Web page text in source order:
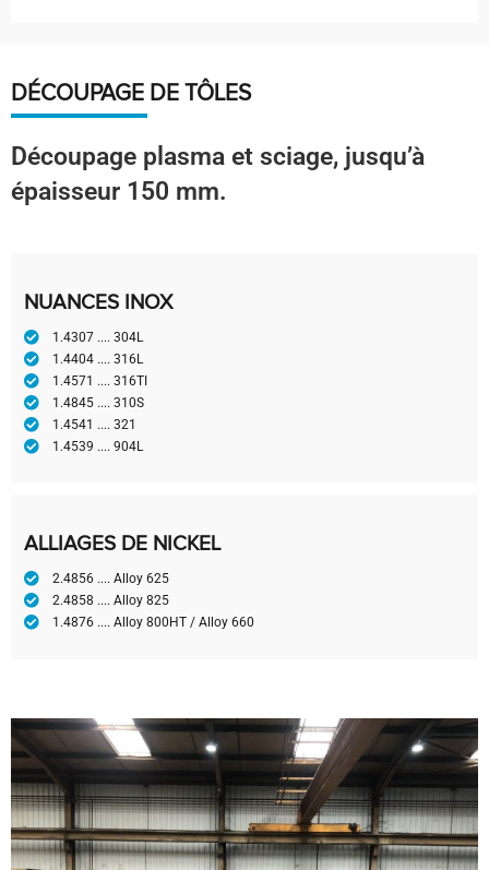
DÉCOUPAGE DE TÔLES
Découpage plasma et sciage, jusqu’à
épaisseur 150 mm.
NUANCES INOX
1.4307 .... 304L
1.4404 .... 316L
1.4571 .... 316TI
1.4845 .... 310S
1.4541 .... 321
1.4539 .... 904L
ALLIAGES DE NICKEL
2.4856 .... Alloy 625
2.4858 .... Alloy 825
1.4876 .... Alloy 800HT / Alloy 660